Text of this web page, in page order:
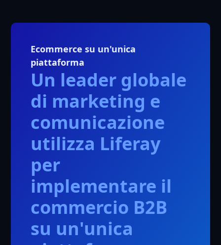
Ecommerce su un'unica
piattaforma
Un leader globale
di marketing e
comunicazione
utilizza Liferay
per
implementare il
commercio B2B
su un'unica